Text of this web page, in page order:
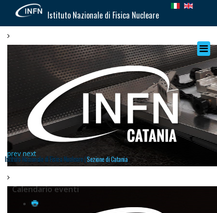
Istituto Nazionale di Fisica Nucleare
prev next
Istituto Nazionale di Fisica Nucleare |Sezione di Catania
Calendario eventi